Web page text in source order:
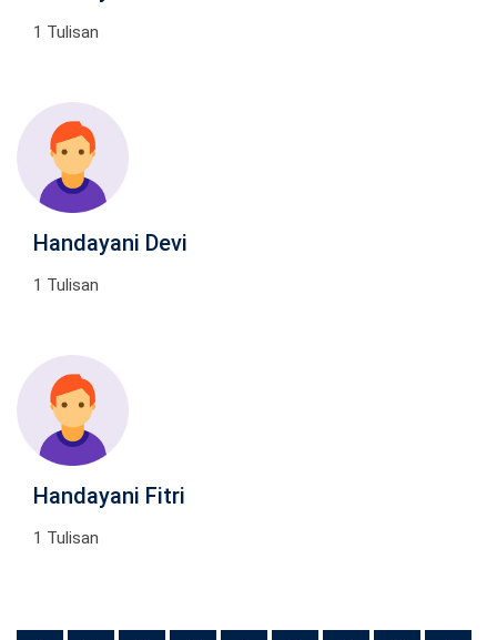
1 Tulisan
Handayani Devi
1 Tulisan
Handayani Fitri
1 Tulisan